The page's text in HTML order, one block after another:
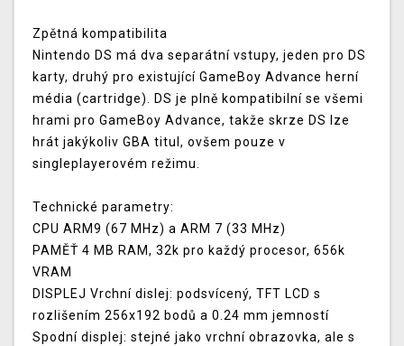
Zpětná kompatibilita
Nintendo DS má dva separátní vstupy, jeden pro DS
karty, druhý pro existující GameBoy Advance herní
média (cartridge). DS je plně kompatibilní se všemi
hrami pro GameBoy Advance, takže skrze DS lze
hrát jakýkoliv GBA titul, ovšem pouze v
singleplayerovém režimu.
Technické parametry:
CPU ARM9 (67 MHz) a ARM 7 (33 MHz)
PAMĚŤ 4 MB RAM, 32k pro každý procesor, 656k
VRAM
DISPLEJ Vrchní dislej: podsvícený, TFT LCD s
rozlišením 256x192 bodů a 0.24 mm jemností
Spodní displej: stejné jako vrchní obrazovka, ale s